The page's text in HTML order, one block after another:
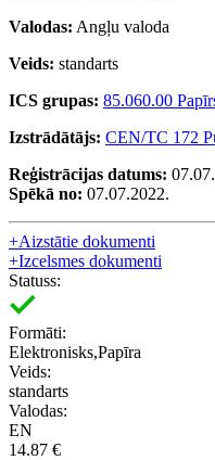
Valodas: Angļu valoda
Veids: standarts
ICS grupas: 85.060.00
Izstrādātājs: CEN/TC 172
Reģistrācijas datums:
Spēkā no: 07.07.2022.
+Aizstātie dokumenti
+Izcelsmes dokumenti
Statuss:
Formāti:
Elektronisks,Papīra
Veids:
standarts
Valodas:
EN
14.87 €